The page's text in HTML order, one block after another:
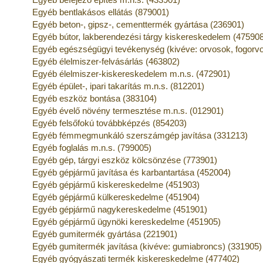
Egyéb bentlakásos ellátás (879001)
Egyéb beton-, gipsz-, cementtermék gyártása (236901)
Egyéb bútor, lakberendezési tárgy kiskereskedelem
Egyéb egészségügyi tevékenység (kivéve: orvosok,
Egyéb élelmiszer-felvásárlás (463802)
Egyéb élelmiszer-kiskereskedelem m.n.s. (472901)
Egyéb épület-, ipari takarítás m.n.s. (812201)
Egyéb eszköz bontása (383104)
Egyéb évelő növény termesztése m.n.s. (012901)
Egyéb felsőfokú továbbképzés (854203)
Egyéb fémmegmunkáló szerszámgép javítása (331213)
Egyéb foglalás m.n.s. (799005)
Egyéb gép, tárgyi eszköz kölcsönzése (773901)
Egyéb gépjármű javítása és karbantartása (452004)
Egyéb gépjármű kiskereskedelme (451903)
Egyéb gépjármű külkereskedelme (451904)
Egyéb gépjármű nagykereskedelme (451901)
Egyéb gépjármű ügynöki kereskedelme (451905)
Egyéb gumitermék gyártása (221901)
Egyéb gumitermék javítása (kivéve: gumiabroncs) (331905)
Egyéb gyógyászati termék kiskereskedelme (477402)